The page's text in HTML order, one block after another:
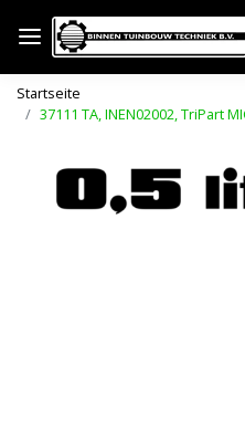
Startseite
37111 TA, INEN02002, TriPart